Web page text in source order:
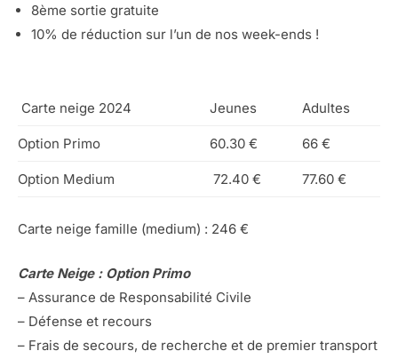
8ème sortie gratuite
10% de réduction sur l’un de nos week-ends !
Carte neige 2024 Jeunes Adultes
Option Primo 60.30 € 66 €
Option Medium 72.40 € 77.60 €
Carte neige famille (medium) : 246 €
Carte Neige : Option Primo
– Assurance de Responsabilité Civile
– Défense et recours
– Frais de secours, de recherche et de premier transport